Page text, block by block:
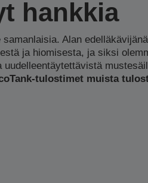
hankkia
Alan
ja hiomisesta, ja siksi
uudelleentäytettävistä
tulostimet muista